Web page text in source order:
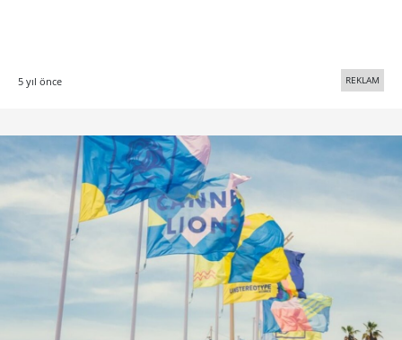
5 yıl önce REKLAM